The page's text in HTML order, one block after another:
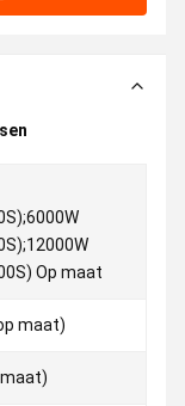
Op maat
maat)